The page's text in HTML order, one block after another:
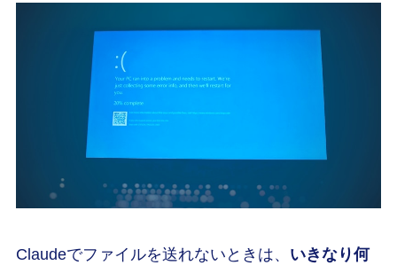
Claudeでファイルを送れないときは、 いきなり何